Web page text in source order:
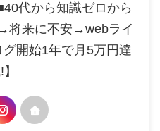
代から知識ゼロから
将来に不安→webライ
開始1年で月5万円達